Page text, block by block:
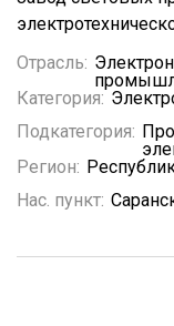
Отрасль:
Категория:
Подкатегория:
Регион:
Нас. пункт: